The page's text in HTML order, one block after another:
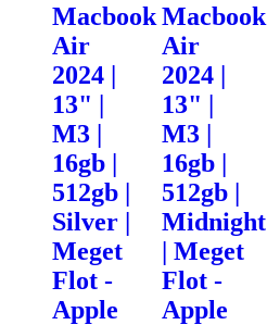
Macbook
Air
2024 |
13" |
M3 |
16gb |
512gb |
Silver |
Meget
Flot -
Apple
Macbook
Air
2024 |
13" |
M3 |
16gb |
512gb |
Midnight
| Meget
Flot -
Apple